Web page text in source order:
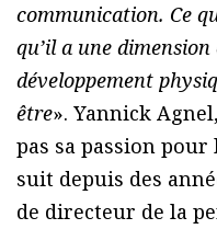
communication. Ce
qu’il a une
développement
être». Yannick
pas sa passion
suit depuis des
de directeur de la